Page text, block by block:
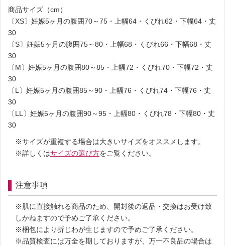
商品サイズ（cm）
〔XS〕妊娠5ヶ月の腹囲70～75・上幅64・くびれ62・下幅64・丈
30
〔S〕妊娠5ヶ月の腹囲75～80・上幅68・くびれ66・下幅68・丈
30
〔M〕妊娠5ヶ月の腹囲80～85・上幅72・くびれ70・下幅72・丈
30
〔L〕妊娠5ヶ月の腹囲85～90・上幅76・くびれ74・下幅76・丈
30
〔LL〕妊娠5ヶ月の腹囲90～95・上幅80・くびれ78・下幅80・丈
30
サイズが重複する場合は大きいサイズをオススメします。
詳しくはサイズの選び方をご覧ください。
注意事項
肌に直接触れる商品のため、開封後の返品・交換はお受け致
しかねますので予めご了承ください。
梱包により折じわが生じますので予めご了承ください。
品質検査には万全を期しておりますが、万一不良品の場合は